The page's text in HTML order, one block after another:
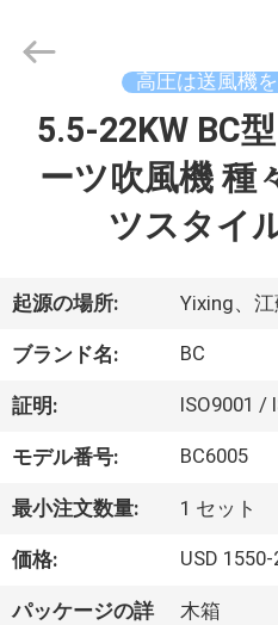
ダ
ク
ト
ビ
オ
Copyright
Machine
高圧は送風機
5.5-22KW BC
ーツ吹風機 種
ツスタイ
起源の場所: Yixing、
ブランド名: BC
証明: ISO9001 /
モデル番号: BC6005
最小注文数量: 1 セット
価格: USD
パッケージの詳
木箱